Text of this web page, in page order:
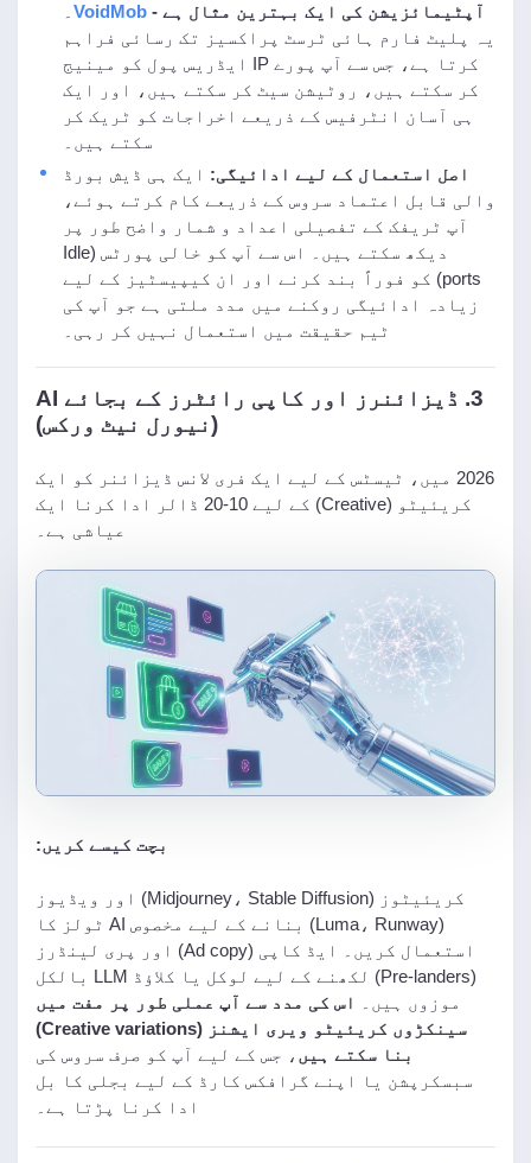
آپٹیمائزیشن کی ایک بہترین مثال ہے - VoidMob
یہ پلیٹ فارم ہائی ٹرسٹ پراکسیز تک رسائی فراہم
کرتا ہے، جس سے آپ پورے IP ایڈریس پول کو مینیج
کر سکتے ہیں، روٹیشن سیٹ کر سکتے ہیں، اور ایک
ہی آسان انٹرفیس کے ذریعے اخراجات کو ٹریک کر
سکتے ہیں۔
اصل استعمال کے لیے ادائیگی: ایک ہی ڈیش بورڈ
والی قابل اعتماد سروس کے ذریعے کام کرتے ہوئے،
آپ ٹریفک کے تفصیلی اعداد و شمار واضح طور پر
دیکھ سکتے ہیں۔ اس سے آپ کو خالی پورٹس (Idle
ports) کو فوراً بند کرنے اور ان کیپیسٹیز کے لیے
زیادہ ادائیگی روکنے میں مدد ملتی ہے جو آپ کی
ٹیم حقیقت میں استعمال نہیں کر رہی۔
3. ڈیزائنرز اور کاپی رائٹرز کے بجائے AI
(نیورل نیٹ ورکس)
2026 میں، ٹیسٹس کے لیے ایک فری لانس ڈیزائنر کو ایک
کریئیٹو (Creative) کے لیے 10-20 ڈالر ادا کرنا ایک
عیاشی ہے۔
بچت کیسے کریں:
کریئیٹوز (Midjourney، Stable Diffusion) اور ویڈیوز
(Luma، Runway) بنانے کے لیے مخصوص AI ٹولز کا
استعمال کریں۔ ایڈ کاپی (Ad copy) اور پری لینڈرز
(Pre-landers) لکھنے کے لیے لوکل یا کلاؤڈ LLM بالکل
موزوں ہیں۔
اس کی مدد سے آپ عملی طور پر مفت میں
سینکڑوں کریئیٹو ویری ایشنز (Creative variations)
بنا سکتے ہیں ، جس کے لیے آپ کو صرف سروس کی
سبسکرپشن یا اپنے گرافکس کارڈ کے لیے بجلی کا بل
ادا کرنا پڑتا ہے۔